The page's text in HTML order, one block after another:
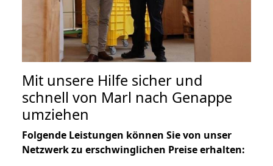
Mit unsere Hilfe sicher und
schnell von Marl nach Genappe
umziehen
Folgende Leistungen können Sie von unser
Netzwerk zu erschwinglichen Preise erhalten: